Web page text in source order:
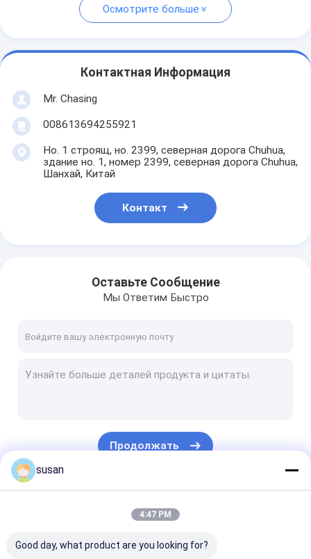
Осмотрите больше
Контактная Информация
Mr. Chasing
008613694255921
Но. 1 строящ, но. 2399, северная дорога Chuhua,
здание но. 1, номер 2399, северная дорога Chuhua,
Шанхай, Китай
Контакт
Оставьте Сообщение
Мы Ответим Быстро
Продолжать
susan
4:47 PM
Good day, what product are you looking for?